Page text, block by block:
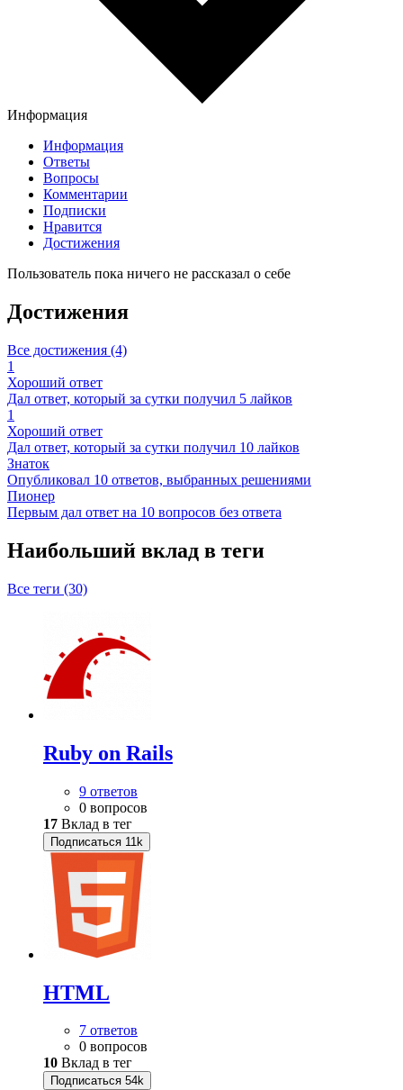
Информация
Информация
Ответы
Вопросы
Комментарии
Подписки
Нравится
Достижения
Пользователь пока ничего не рассказал о себе
Достижения
Все достижения (4)
1
Хороший ответ
Дал ответ, который за сутки получил 5 лайков
1
Хороший ответ
Дал ответ, который за сутки получил 10 лайков
Знаток
Опубликовал 10 ответов, выбранных решениями
Пионер
Первым дал ответ на 10 вопросов без ответа
Наибольший вклад в теги
Все теги (30)
Ruby on Rails
9 ответов
0 вопросов
17 Вклад в тег
Подписаться 11k
HTML
7 ответов
0 вопросов
10 Вклад в тег
Подписаться 54k